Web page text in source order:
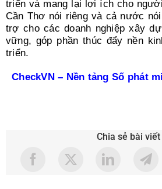
triển và mang lại lợi ích cho
Cần Thơ nói riêng và cả nước
trợ cho các doanh nghiệp xây
vững, góp phần thúc đẩy nền
triển.
CheckVN – Nền tảng Số phát
Chia sẻ bài viết